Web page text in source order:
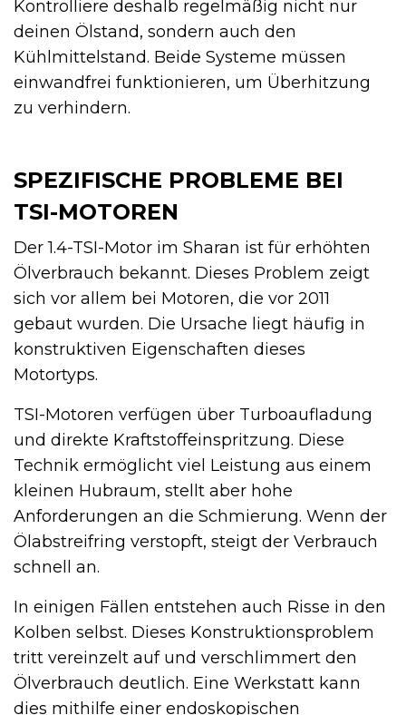
Kontrolliere deshalb regelmäßig nicht nur
deinen Ölstand, sondern auch den
Kühlmittelstand. Beide Systeme müssen
einwandfrei funktionieren, um Überhitzung
zu verhindern.
SPEZIFISCHE PROBLEME BEI
TSI-MOTOREN
Der 1.4-TSI-Motor im Sharan ist für erhöhten
Ölverbrauch bekannt. Dieses Problem zeigt
sich vor allem bei Motoren, die vor 2011
gebaut wurden. Die Ursache liegt häufig in
konstruktiven Eigenschaften dieses
Motortyps.
TSI-Motoren verfügen über Turboaufladung
und direkte Kraftstoffeinspritzung. Diese
Technik ermöglicht viel Leistung aus einem
kleinen Hubraum, stellt aber hohe
Anforderungen an die Schmierung. Wenn der
Ölabstreifring verstopft, steigt der Verbrauch
schnell an.
In einigen Fällen entstehen auch Risse in den
Kolben selbst. Dieses Konstruktionsproblem
tritt vereinzelt auf und verschlimmert den
Ölverbrauch deutlich. Eine Werkstatt kann
dies mithilfe einer endoskopischen